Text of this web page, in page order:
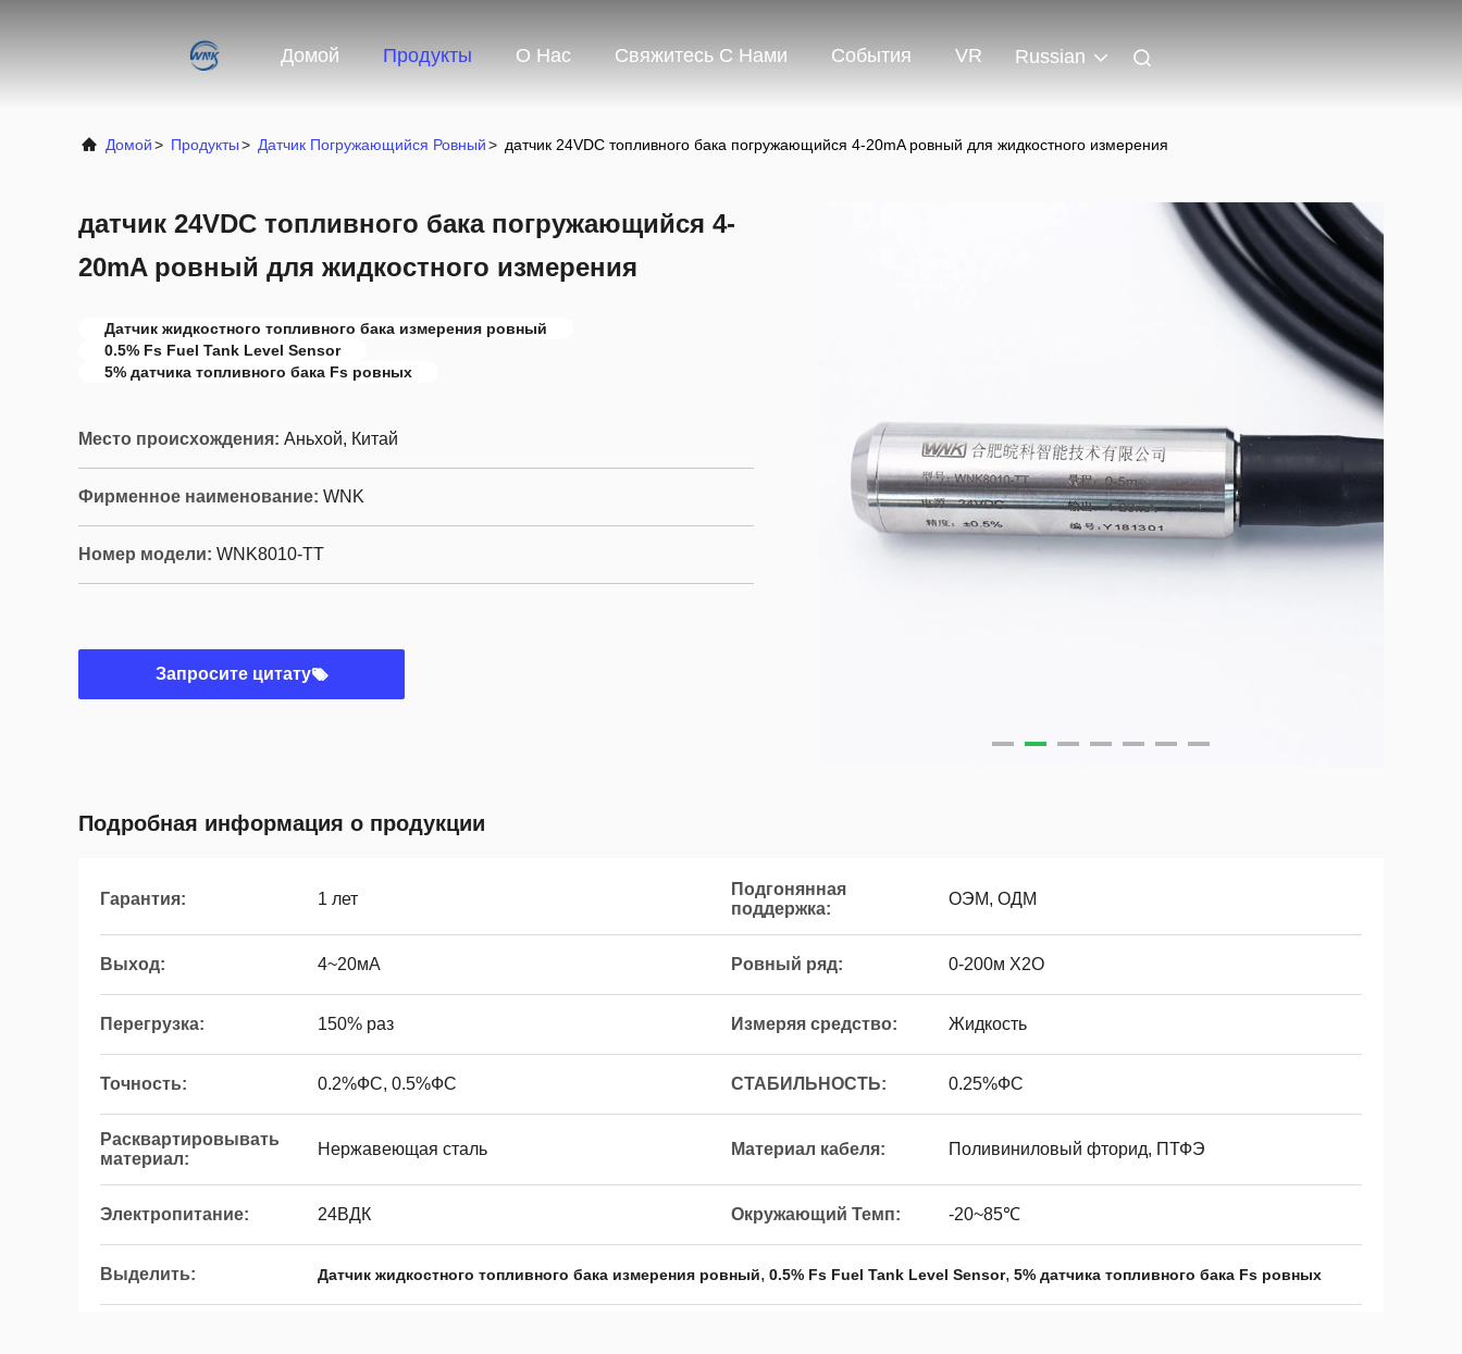
Домой Продукты О Нас Свяжитесь С Нами События VR Russian
Домой> Продукты> Датчик Погружающийся Ровный> датчик 24VDC топливного бака погружающийся 4-20mA ровный для жидкостного измерения
датчик 24VDC топливного бака погружающийся 4-
20mA ровный для жидкостного измерения
Датчик жидкостного топливного бака измерения ровный
0.5% Fs Fuel Tank Level Sensor
5% датчика топливного бака Fs ровных
Место происхождения: Аньхой, Китай
Фирменное наименование: WNK
Номер модели: WNK8010-TT
Запросите цитату
Подробная информация о продукции
Гарантия: 1 лет
Подгонянная
поддержка:
ОЭМ, ОДМ
Выход: 4~20мА Ровный ряд: 0-200м Х2О
Перегрузка: 150% раз Измеряя средство: Жидкость
Точность: 0.2%ФС, 0.5%ФС СТАБИЛЬНОСТЬ: 0.25%ФС
Расквартировывать
материал:
Нержавеющая сталь Материал кабеля: Поливиниловый фторид, ПТФЭ
Электропитание: 24ВДК Окружающий Темп: -20~85℃
Выделить: Датчик жидкостного топливного бака измерения ровный, 0.5% Fs Fuel Tank Level Sensor, 5% датчика топливного бака Fs ровных